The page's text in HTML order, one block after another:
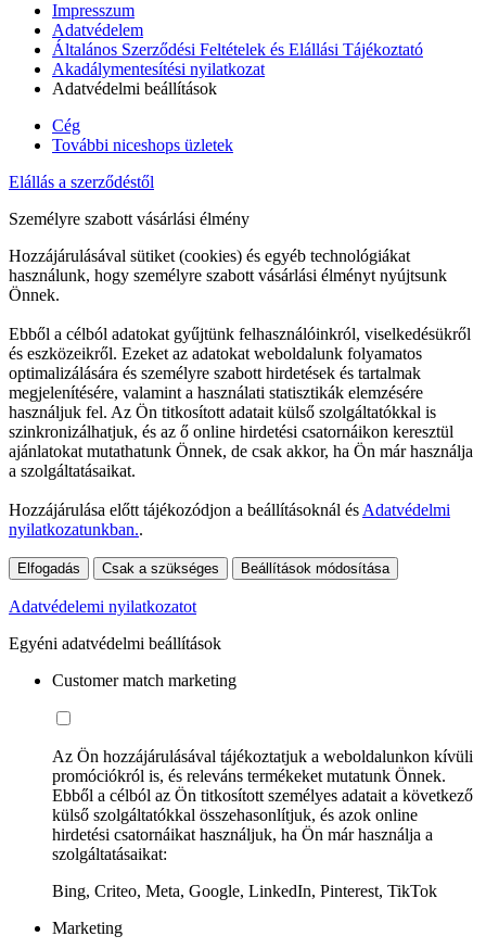
Impresszum
Adatvédelem
Általános Szerződési Feltételek és Elállási Tájékoztató
Akadálymentesítési nyilatkozat
Adatvédelmi beállítások
Cég
További niceshops üzletek
Elállás a szerződéstől
Személyre szabott vásárlási élmény
Hozzájárulásával sütiket (cookies) és egyéb technológiákat
használunk, hogy személyre szabott vásárlási élményt nyújtsunk
Önnek.
Ebből a célból adatokat gyűjtünk felhasználóinkról, viselkedésükről
és eszközeikről. Ezeket az adatokat weboldalunk folyamatos
optimalizálására és személyre szabott hirdetések és tartalmak
megjelenítésére, valamint a használati statisztikák elemzésére
használjuk fel. Az Ön titkosított adatait külső szolgáltatókkal is
szinkronizálhatjuk, és az ő online hirdetési csatornáikon keresztül
ajánlatokat mutathatunk Önnek, de csak akkor, ha Ön már használja
a szolgáltatásaikat.
Hozzájárulása előtt tájékozódjon a beállításoknál és Adatvédelmi
nyilatkozatunkban..
Elfogadás Csak a szükséges Beállítások módosítása
Adatvédelemi nyilatkozatot
Egyéni adatvédelmi beállítások
Customer match marketing
Az Ön hozzájárulásával tájékoztatjuk a weboldalunkon kívüli
promóciókról is, és releváns termékeket mutatunk Önnek.
Ebből a célból az Ön titkosított személyes adatait a következő
külső szolgáltatókkal összehasonlítjuk, és azok online
hirdetési csatornáikat használjuk, ha Ön már használja a
szolgáltatásaikat:
Bing, Criteo, Meta, Google, LinkedIn, Pinterest, TikTok
Marketing